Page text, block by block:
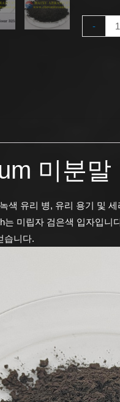
-
미분말
색 유리 병, 유리 용기 및
는 미립자 검은색 입자입
습니다.